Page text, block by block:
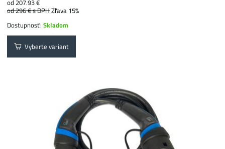
od 207.93 €
od 296 €s DPHZľava 15%
Dostupnosť:Skladom
Vyberte variant